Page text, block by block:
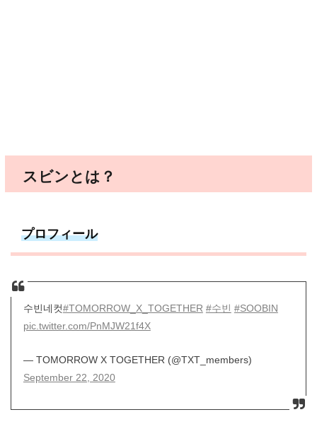
スビンとは？
プロフィール
수빈네컷#TOMORROW_X_TOGETHER #수빈 #SOOBIN
pic.twitter.com/PnMJW21f4X
— TOMORROW X TOGETHER (@TXT_members)
September 22, 2020